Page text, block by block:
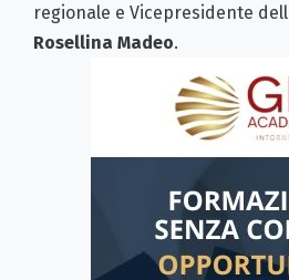
regionale e Vicepresidente
Rosellina Madeo.